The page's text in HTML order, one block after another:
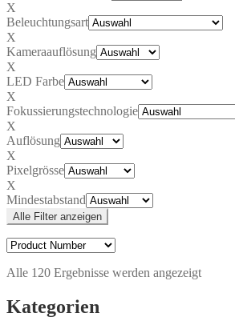
X
Beleuchtungsart
X
Kameraauflösung
X
LED Farbe
X
Fokussierungstechnologie
X
Auflösung
X
Pixelgrösse
X
Mindestabstand
Alle Filter anzeigen
Alle 120 Ergebnisse werden angezeigt
Kategorien